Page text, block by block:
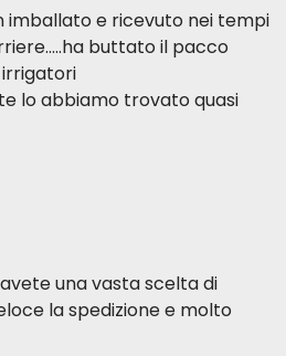
imballato e ricevuto nei tempi
buttato il pacco
lo abbiamo trovato quasi
una vasta scelta di
la spedizione e molto